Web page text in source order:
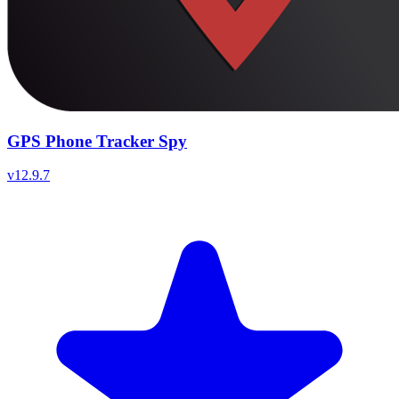
GPS Phone Tracker Spy
v12.9.7